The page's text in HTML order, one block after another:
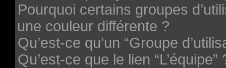
Pourquoi certains groupes
une couleur différente ?
Qu’est-ce qu’un “Groupe
Qu’est-ce que le lien “L’équipe”